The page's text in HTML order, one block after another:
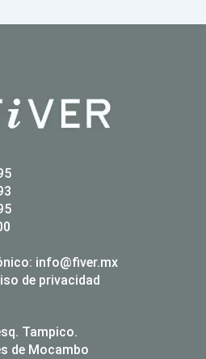
info@fiver.mx
de privacidad
Tampico.
de Mocambo